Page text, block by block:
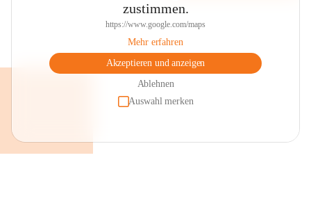
zustimmen.
https://www.google.com/maps
Mehr erfahren
Akzeptieren und anzeigen
Ablehnen
Auswahl merken